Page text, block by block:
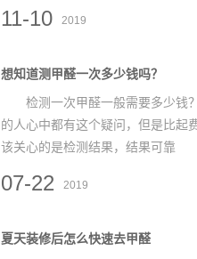
11-10 2019
想知道测甲醛一次多少钱吗？
检测一次甲醛一般需要多少钱？
的人心中都有这个疑问，但是比起
该关心的是检测结果，结果可靠
07-22 2019
夏天装修后怎么快速去甲醛